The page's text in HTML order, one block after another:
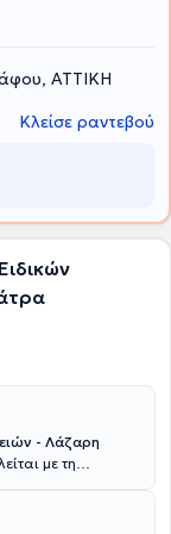
ΑΤΤΙΚΗ
Κλείσε ραντεβού
- Λάζαρη
με τη
είναι η
πτυχίο